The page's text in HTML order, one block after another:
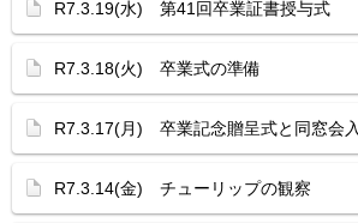
R7.3.19(水) 第41回卒業証書授与式
R7.3.18(火) 卒業式の準備
R7.3.17(月) 卒業記念贈呈式と同窓会
R7.3.14(金) チューリップの観察